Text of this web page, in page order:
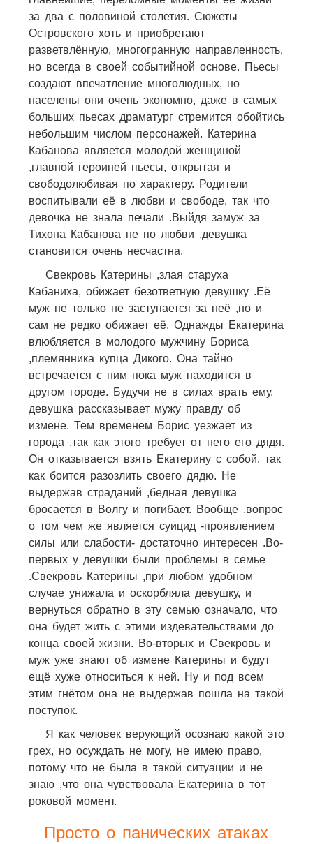
за два с половиной столетия. Сюжеты
Островского хоть и приобретают
разветвлённую, многогранную направленность,
но всегда в своей событийной основе. Пьесы
создают впечатление многолюдных, но
населены они очень экономно, даже в самых
больших пьесах драматург стремится обойтись
небольшим числом персонажей. Катерина
Кабанова является молодой женщиной
,главной героиней пьесы, открытая и
свободолюбивая по характеру. Родители
воспитывали её в любви и свободе, так что
девочка не знала печали .Выйдя замуж за
Тихона Кабанова не по любви ,девушка
становится очень несчастна.
Свекровь Катерины ,злая старуха
Кабаниха, обижает безответную девушку .Её
муж не только не заступается за неё ,но и
сам не редко обижает её. Однажды Екатерина
влюбляется в молодого мужчину Бориса
,племянника купца Дикого. Она тайно
встречается с ним пока муж находится в
другом городе. Будучи не в силах врать ему,
девушка рассказывает мужу правду об
измене. Тем временем Борис уезжает из
города ,так как этого требует от него его дядя.
Он отказывается взять Екатерину с собой, так
как боится разозлить своего дядю. Не
выдержав страданий ,бедная девушка
бросается в Волгу и погибает. Вообще ,вопрос
о том чем же является суицид -проявлением
силы или слабости- достаточно интересен .Во-
первых у девушки были проблемы в семье
.Свекровь Катерины ,при любом удобном
случае унижала и оскорбляла девушку, и
вернуться обратно в эту семью означало, что
она будет жить с этими издевательствами до
конца своей жизни. Во-вторых и Свекровь и
муж уже знают об измене Катерины и будут
ещё хуже относиться к ней. Ну и под всем
этим гнётом она не выдержав пошла на такой
поступок.
Я как человек верующий осознаю какой это
грех, но осуждать не могу, не имею право,
потому что не была в такой ситуации и не
знаю ,что она чувствовала Екатерина в тот
роковой момент.
Просто о панических атаках